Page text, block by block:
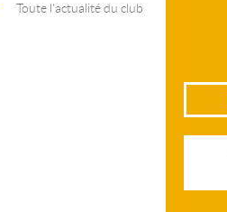
Toute l'actualité du club